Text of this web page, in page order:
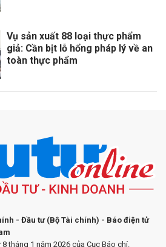
Vụ sản xuất 88 loại thực phẩm
giả: Cần bịt lỗ hổng pháp lý về an
toàn thực phẩm
- Đầu tư (Bộ Tài chính) - Báo điện tử
tháng 1 năm 2026 của Cục Báo chí.